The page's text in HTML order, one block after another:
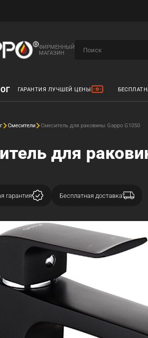
ФИРМЕННЫЙ
МАГАЗИН
ГАРАНТИЯ ЛУЧШЕЙ ЦЕНЫ
Смесители Смеситель для раковины Gappo G1050
для
гарантия Бесплатная доставка